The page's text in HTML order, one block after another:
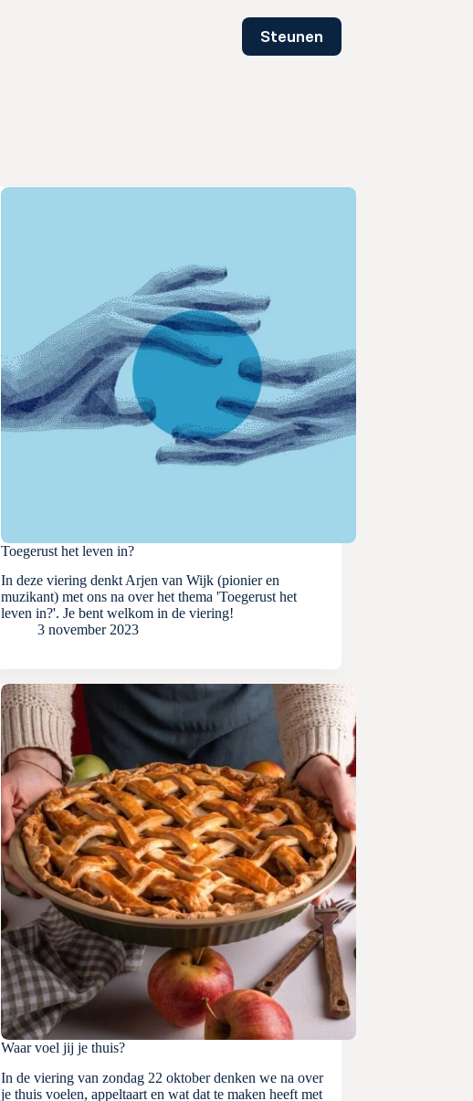
Steunen
Toegerust het leven in?
In deze viering denkt Arjen van Wijk (pionier en
muzikant) met ons na over het thema 'Toegerust het
leven in?'. Je bent welkom in de viering!
3 november 2023
Waar voel jij je thuis?
In de viering van zondag 22 oktober denken we na over
je thuis voelen, appeltaart en wat dat te maken heeft met